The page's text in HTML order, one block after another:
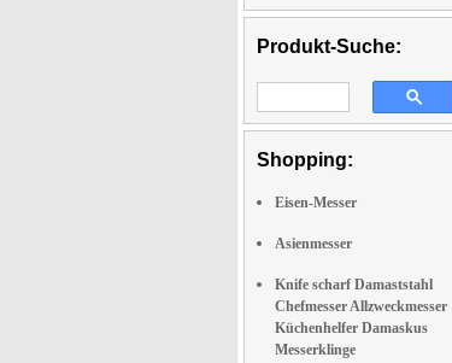
Produkt-Suche:
Shopping:
Eisen-Messer
Asienmesser
Knife scharf Damaststahl
Chefmesser Allzweckmesser
Küchenhelfer Damaskus
Messerklinge